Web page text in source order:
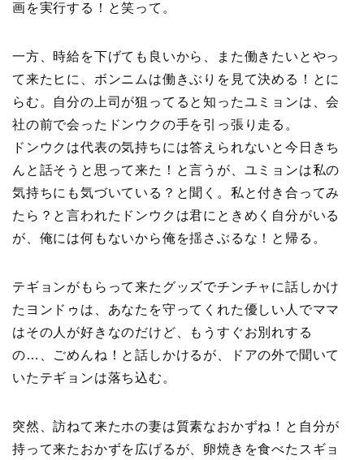
画を実行する！と笑って。
一方、時給を下げても良いから、また働きたいとやっ
て来たヒに、ボンニムは働きぶりを見て決める！とに
らむ。自分の上司が狙ってると知ったユミョンは、会
社の前で会ったドンウクの手を引っ張り走る。
ドンウクは代表の気持ちには答えられないと今日きち
んと話そうと思って来た！と言うが、ユミョンは私の
気持ちにも気づいている？と聞く。私と付き合ってみ
たら？と言われたドンウクは君にときめく自分がいる
が、俺には何もないから俺を揺さぶるな！と帰る。
テギョンがもらって来たグッズでチンチャに話しかけ
たヨンドゥは、あなたを守ってくれた優しい人でママ
はその人が好きなのだけど、もうすぐお別れする
の…、ごめんね！と話しかけるが、ドアの外で聞いて
いたテギョンは落ち込む。
突然、訪ねて来たホの妻は質素なおかずね！と自分が
持って来たおかずを広げるが、卵焼きを食べたスギョ